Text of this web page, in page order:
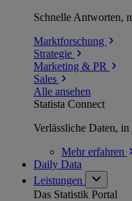
Schnelle Antworten,
Marktforschung
Strategie
Marketing & PR
Sales
Alle ansehen
Statista Connect
Verlässliche Daten,
Mehrerfahren
Daily Data
Leistungen
Das Statistik Portal